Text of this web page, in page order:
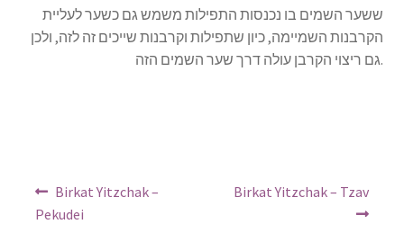
ששער השמים בו נכנסות התפילות משמש גם כשער לעליית
הקרבנות השמיימה, כיון שתפילות וקרבנות שייכים זה לזה, ולכן
גם ריצוי הקרבן עולה דרך שער השמים הזה.
Post
navigation
Previous
post:
Birkat Yitzchak –
Pekudei
Next
Birkat Yitzchak – Tzav